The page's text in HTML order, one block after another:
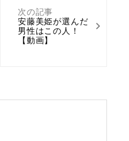
次の記事
安藤美姫が選んだ
男性はこの人！
【動画】